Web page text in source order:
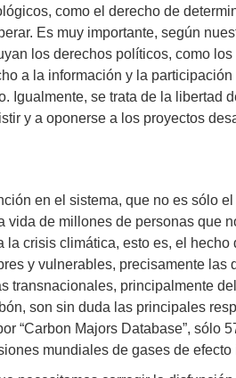
como el derecho de
Es muy importante, según
los derechos políticos, como
a la información y la
Igualmente, se trata de la libertad
y a oponerse a los proyectos
en el sistema, que no es sólo
de millones de personas que
crisis climática, esto es, el hecho
y vulnerables, precisamente las
transnacionales, principalmente
son sin duda las principales
“Carbon Majors Database”, sólo
mundiales de gases de efecto